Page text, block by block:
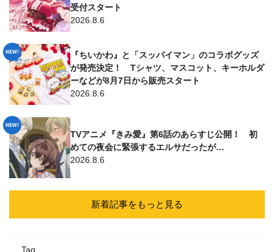
受付スタート
2026.8.6
『ちいかわ』と「スッパイマン」のコラボグッズ
が発売決定！ Tシャツ、マスコット、キーホルダ
ーなどが8月7日から販売スタート
2026.8.6
TVアニメ『きみ愛』第6話のあらすじ公開！ 初
めての夜会に緊張するエルサだったが…
2026.8.6
新着記事をもっと見る
Tag